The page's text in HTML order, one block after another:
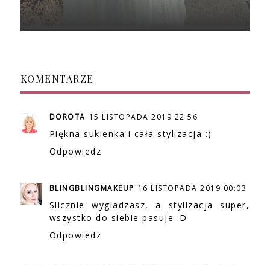
KOMENTARZE
DOROTA 15 LISTOPADA 2019 22:56
Piękna sukienka i cała stylizacja :)
Odpowiedz
BLINGBLINGMAKEUP 16 LISTOPADA 2019 00:03
Slicznie wygladzasz, a stylizacja super,
wszystko do siebie pasuje :D
Odpowiedz